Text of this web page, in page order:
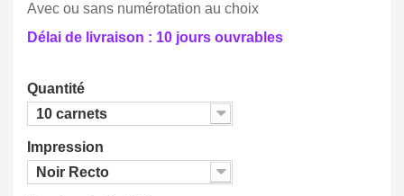
Avec ou sans numérotation au choix
Délai de livraison : 10 jours ouvrables
Quantité
10 carnets
Impression
Noir Recto